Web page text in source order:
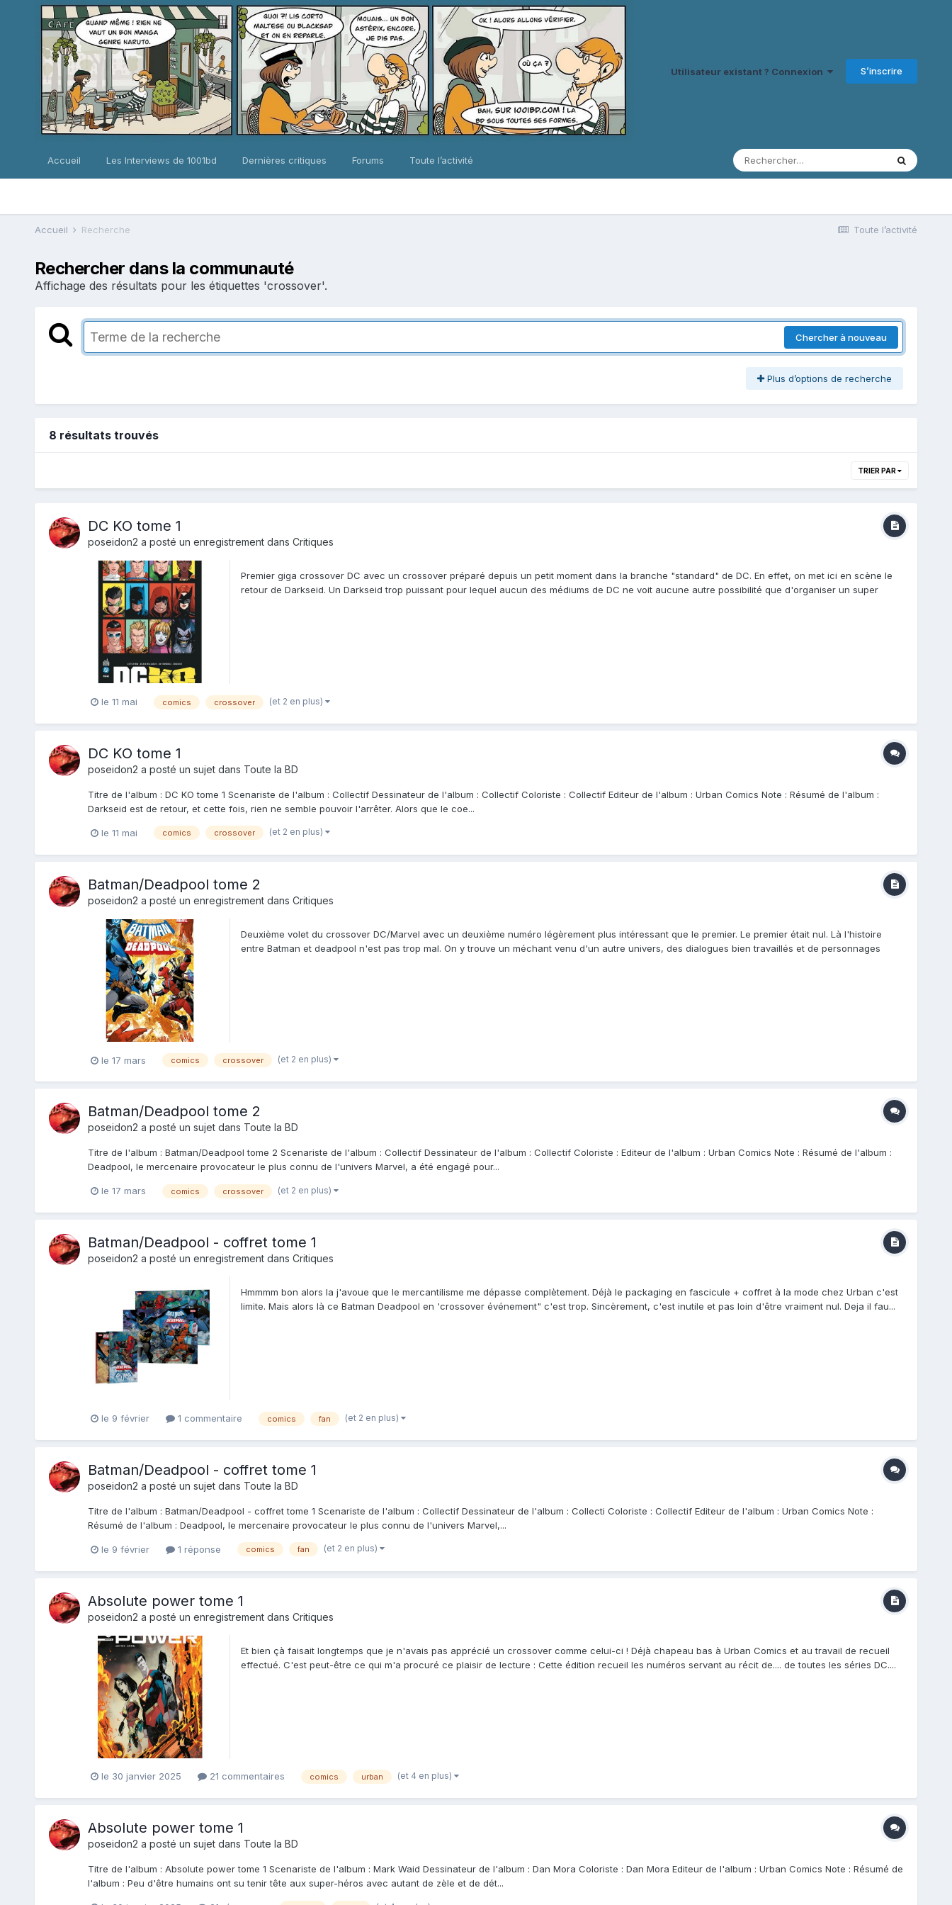
Utilisateur existant ? Connexion S’inscrire
Accueil Les Interviews de 1001bd Dernières critiques Forums Toute l’activité
Toute l’activité
Accueil Recherche
Rechercher dans la communauté
Affichage des résultats pour les étiquettes 'crossover'.
Chercher à nouveau
Plus d’options de recherche
8 résultats trouvés
TRIER PAR
DC KO tome 1
poseidon2 a posté un enregistrement dans Critiques
Premier giga crossover DC avec un crossover préparé depuis un petit moment dans la branche "standard" de DC. En effet, on met ici en scène le
retour de Darkseid. Un Darkseid trop puissant pour lequel aucun des médiums de DC ne voit aucune autre possibilité que d'organiser un super
le 11 mai comics crossover (et 2 en plus)
DC KO tome 1
poseidon2 a posté un sujet dans Toute la BD
Titre de l'album : DC KO tome 1 Scenariste de l'album : Collectif Dessinateur de l'album : Collectif Coloriste : Collectif Editeur de l'album : Urban Comics Note : Résumé de l'album :
Darkseid est de retour, et cette fois, rien ne semble pouvoir l'arrêter. Alors que le coe...
le 11 mai comics crossover (et 2 en plus)
Batman/Deadpool tome 2
poseidon2 a posté un enregistrement dans Critiques
Deuxième volet du crossover DC/Marvel avec un deuxième numéro légèrement plus intéressant que le premier. Le premier était nul. Là l'histoire
entre Batman et deadpool n'est pas trop mal. On y trouve un méchant venu d'un autre univers, des dialogues bien travaillés et de personnages
le 17 mars comics crossover (et 2 en plus)
Batman/Deadpool tome 2
poseidon2 a posté un sujet dans Toute la BD
Titre de l'album : Batman/Deadpool tome 2 Scenariste de l'album : Collectif Dessinateur de l'album : Collectif Coloriste : Editeur de l'album : Urban Comics Note : Résumé de l'album :
Deadpool, le mercenaire provocateur le plus connu de l'univers Marvel, a été engagé pour...
le 17 mars comics crossover (et 2 en plus)
Batman/Deadpool - coffret tome 1
poseidon2 a posté un enregistrement dans Critiques
Hmmmm bon alors la j'avoue que le mercantilisme me dépasse complètement. Déjà le packaging en fascicule + coffret à la mode chez Urban c'est
limite. Mais alors là ce Batman Deadpool en 'crossover événement" c'est trop. Sincèrement, c'est inutile et pas loin d'être vraiment nul. Deja il fau...
le 9 février 1 commentaire comics fan (et 2 en plus)
Batman/Deadpool - coffret tome 1
poseidon2 a posté un sujet dans Toute la BD
Titre de l'album : Batman/Deadpool - coffret tome 1 Scenariste de l'album : Collectif Dessinateur de l'album : Collecti Coloriste : Collectif Editeur de l'album : Urban Comics Note :
Résumé de l'album : Deadpool, le mercenaire provocateur le plus connu de l'univers Marvel,...
le 9 février 1 réponse comics fan (et 2 en plus)
Absolute power tome 1
poseidon2 a posté un enregistrement dans Critiques
Et bien çà faisait longtemps que je n'avais pas apprécié un crossover comme celui-ci ! Déjà chapeau bas à Urban Comics et au travail de recueil
effectué. C'est peut-être ce qui m'a procuré ce plaisir de lecture : Cette édition recueil les numéros servant au récit de.... de toutes les séries DC....
le 30 janvier 2025 21 commentaires comics urban (et 4 en plus)
Absolute power tome 1
poseidon2 a posté un sujet dans Toute la BD
Titre de l'album : Absolute power tome 1 Scenariste de l'album : Mark Waid Dessinateur de l'album : Dan Mora Coloriste : Dan Mora Editeur de l'album : Urban Comics Note : Résumé de
l'album : Peu d'être humains ont su tenir tête aux super-héros avec autant de zèle et de dét...